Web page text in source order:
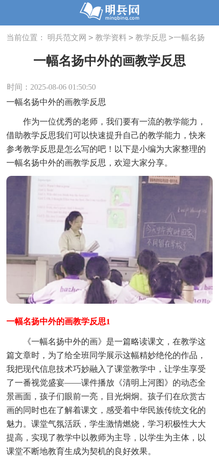
当前位置： 明兵范文网 > 教学资料 > 教学反思 >一幅名扬
中外的画教学反思
一幅名扬中外的画教学反思
时间：2025-08-06 01:50:50
一幅名扬中外的画教学反思
作为一位优秀的老师，我们要有一流的教学能力，
借助教学反思我们可以快速提升自己的教学能力，快来
参考教学反思是怎么写的吧！以下是小编为大家整理的
一幅名扬中外的画教学反思，欢迎大家分享。
一幅名扬中外的画教学反思1
《一幅名扬中外的画》是一篇略读课文，在教学这
篇文章时，为了给全班同学展示这幅精妙绝伦的作品，
我把现代信息技术巧妙融入了课堂教学中，让学生享受
了一番视觉盛宴——课件播放《清明上河图》的动态全
景画面，孩子们眼前一亮，目光炯炯。孩子们在欣赏古
画的同时也在了解着课文，感受着中华民族传统文化的
魅力。课堂气氛活跃，学生激情燃烧，学习积极性大大
提高，实现了教学中以教师为主导，以学生为主体，以
课堂不断地教育生成为契机的良好效果。